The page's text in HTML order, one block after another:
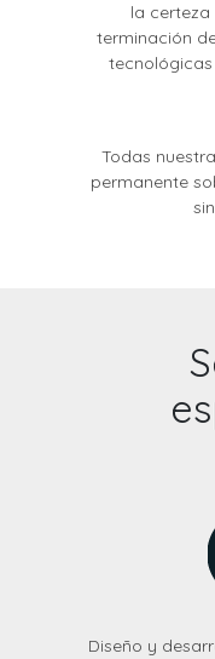
la
terminación
Todas
permanente
Diseño y